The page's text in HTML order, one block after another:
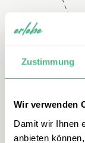
Zustimmung
Wir verwenden
Damit wir Ihnen
anbieten